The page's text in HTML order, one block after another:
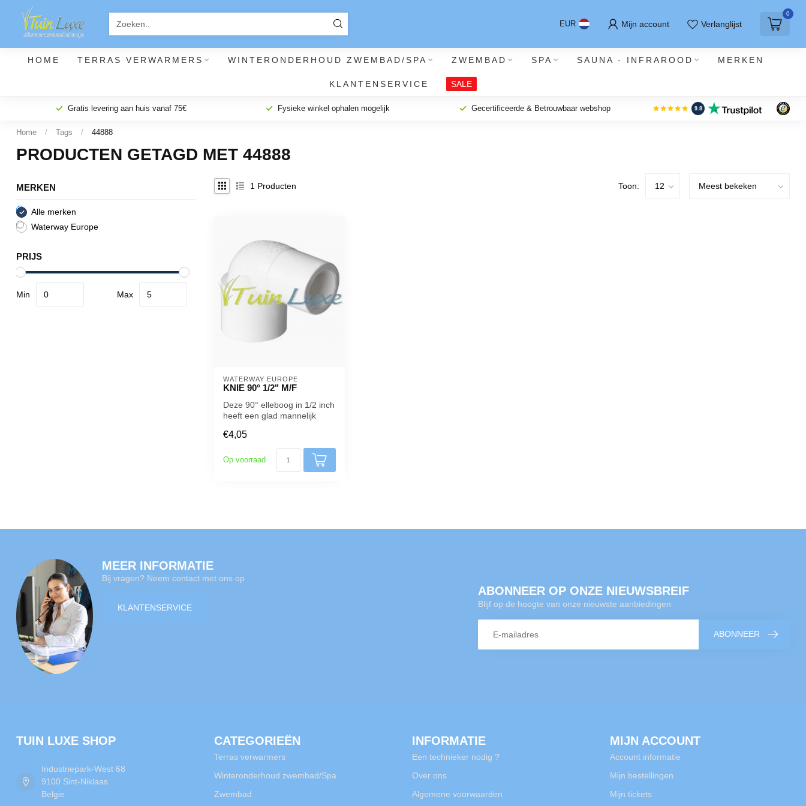
EUR Mijn account Verlanglijst
0
HOME TERRAS VERWARMERS WINTERONDERHOUD ZWEMBAD/SPA ZWEMBAD SPA SAUNA - INFRAROOD MERKEN
KLANTENSERVICE SALE
Gratis levering aan huis vanaf 75€ Fysieke winkel ophalen mogelijk Gecertificeerde & Betrouwbaar webshop 9.8
Home / Tags / 44888
PRODUCTEN GETAGD MET 44888
MERKEN
Alle merken
Waterway Europe
PRIJS
Min Max
1 Producten Toon:
WATERWAY EUROPE
KNIE 90° 1/2" M/F
Deze 90° elleboog in 1/2 inch
heeft een glad mannelijk
€4,05
Op voorraad
MEER INFORMATIE
Bij vragen? Neem contact met ons op
KLANTENSERVICE
ABONNEER OP ONZE NIEUWSBREIF
Blijf op de hoogte van onze nieuwste aanbiedingen
ABONNEER
TUIN LUXE SHOP
Industriepark-West 68
9100 Sint-Niklaas
Belgie
CATEGORIEËN
Terras verwarmers
Winteronderhoud zwembad/Spa
Zwembad
INFORMATIE
Een technieker nodig ?
Over ons
Algemene voorwaarden
MIJN ACCOUNT
Account informatie
Mijn bestellingen
Mijn tickets